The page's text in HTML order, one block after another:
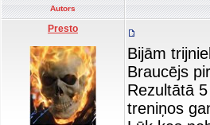
Autors
Presto
Bijām
Braucējs
Rezultātā
treniņos